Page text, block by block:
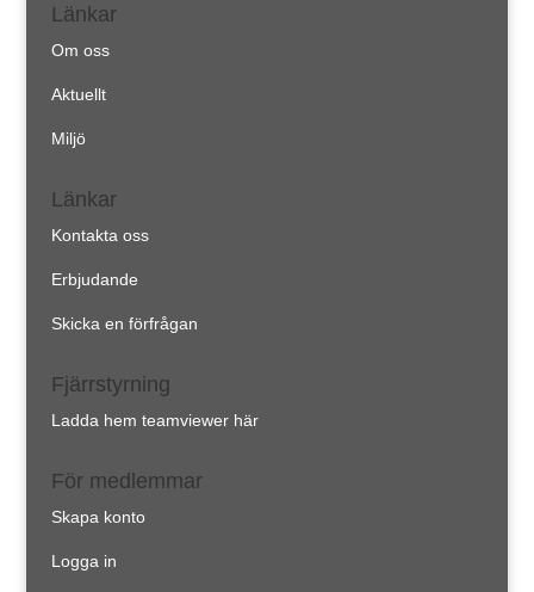
Länkar
Om oss
Aktuellt
Miljö
Länkar
Kontakta oss
Erbjudande
Skicka en förfrågan
Fjärrstyrning
Ladda hem teamviewer här
För medlemmar
Skapa konto
Logga in